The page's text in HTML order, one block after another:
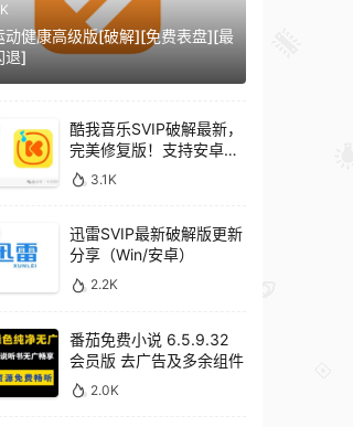
动健康高级版[破解][免费表盘][最
退]
酷我音乐SVIP破解最新，
完美修复版！支持安卓
+车机+pc版！
3.1K
迅雷SVIP最新破解版更新
分享（Win/安卓）
2.2K
番茄免费小说 6.5.9.32
会员版 去广告及多余组件
2.0K